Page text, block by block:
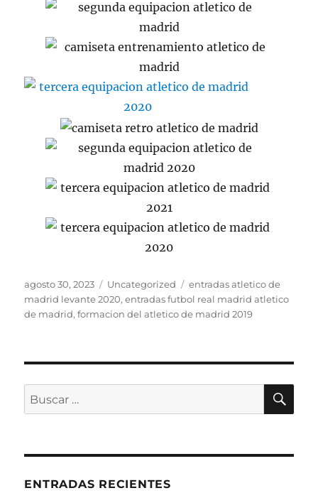
Publicado
el
agosto 30, 2023 Categorías
Uncategorized Etiquetas
entradas atletico de
madrid levante 2020,entradas futbol real madrid atletico
de madrid,formacion del atletico de madrid 2019
Buscar
por:
ENTRADAS RECIENTES